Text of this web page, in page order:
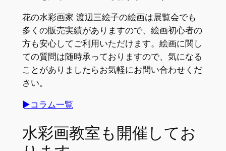
花の水彩画家 渡辺三絵子の絵画は展覧会でも
多くの販売実績がありますので、絵画初心者の
方も安心してご利用いただけます。絵画に関し
ての質問は随時承っておりますので、気になる
ことがありましたらお気軽にお問い合わせくだ
さい。
►コラム一覧
水彩画教室も開催してお